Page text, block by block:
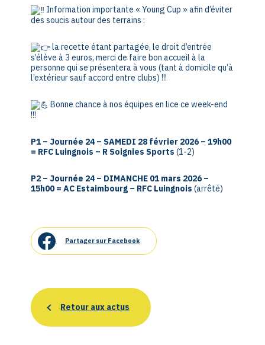
Information importante « Young Cup » afin d’éviter
des soucis autour des terrains :
la recette étant partagée, le droit d’entrée
s’élève à 3 euros, merci de faire bon accueil à la
personne qui se présentera à vous (tant à domicile qu’à
l’extérieur sauf accord entre clubs) !!!
Bonne chance à nos équipes en lice ce week-end
!!!
P1 – Journée 24 – SAMEDI 28 février 2026 – 19h00
= RFC Luingnois – R Soignies Sports (1-2)
P2 – Journée 24 – DIMANCHE 01 mars 2026 –
15h00 = AC Estaimbourg – RFC Luingnois (arrêté)
Partager sur Facebook
Retour aux actus